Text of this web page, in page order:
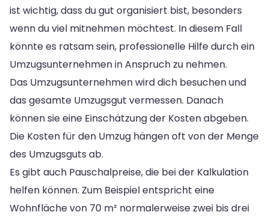
ist wichtig, dass du gut organisiert bist, besonders
wenn du viel mitnehmen möchtest. In diesem Fall
könnte es ratsam sein, professionelle Hilfe durch ein
Umzugsunternehmen in Anspruch zu nehmen.
Das Umzugsunternehmen wird dich besuchen und
das gesamte Umzugsgut vermessen. Danach
können sie eine Einschätzung der Kosten abgeben.
Die Kosten für den Umzug hängen oft von der Menge
des Umzugsguts ab.
Es gibt auch Pauschalpreise, die bei der Kalkulation
helfen können. Zum Beispiel entspricht eine
Wohnfläche von 70 m² normalerweise zwei bis drei